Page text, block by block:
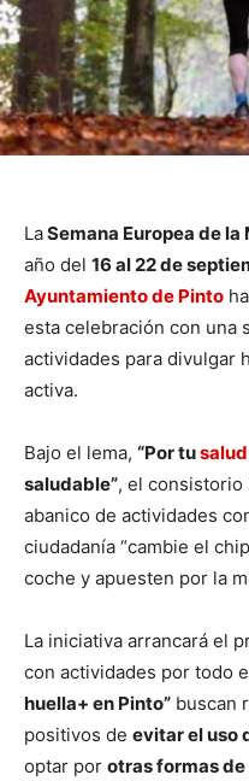
LaSemana Europea de
año del 16 al 22 de
Ayuntamiento de Pinto
esta celebración con una
actividades para divulgar
activa.
Bajo el lema, “Por tusalud
saludable”, el consistorio
abanico de actividades
ciudadanía “cambie el
coche y apuesten por la
La iniciativa arrancará el
con actividades por todo
huella+ en Pinto” buscan
positivos de evitar el uso
optar por otras formas